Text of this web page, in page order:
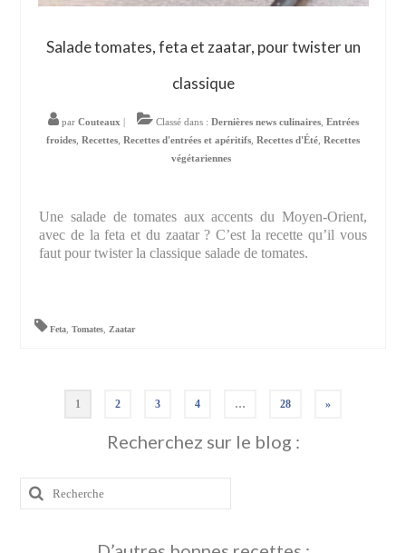
Salade tomates, feta et zaatar, pour twister un
classique
par Couteaux Classé dans : Dernières news culinaires, Entrées
froides Recettes Recettes d'entrées et apéritifs Recettes d'Été Recettes
végétariennes
Une salade de tomates aux accents du Moyen-Orient,
avec de la feta et du zaatar ? C’est la recette qu’il vous
faut pour twister la classique salade de tomates.
Feta,Tomates,Zaatar
Pagination
publications
1 2 3 4 … 28 »
Recherchez sur le blog :